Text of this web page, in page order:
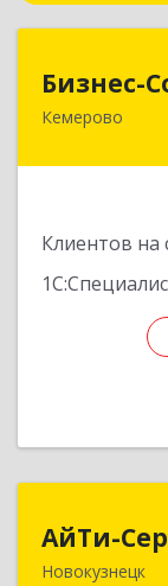
Бизнес-
Кемерово
Клиентов
650992,
АйТи-
Новокузнецк
654005,